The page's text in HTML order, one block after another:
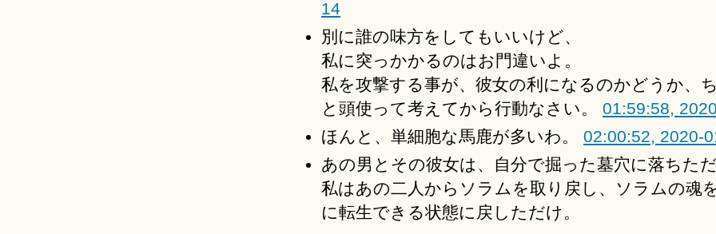
14
別に誰の味方をしてもいいけど、
私に突っかかるのはお門違いよ。
私を攻撃する事が、彼女の利になるのかどうか、
と頭使って考えてから行動なさい。 01:59:58,
ほんと、単細胞な馬鹿が多いわ。 02:00:52, 2020-
あの男とその彼女は、自分で掘った墓穴に落ちた
私はあの二人からソラムを取り戻し、ソラムの魂
に転生できる状態に戻しただけ。